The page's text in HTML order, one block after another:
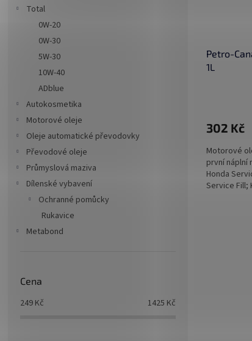
Total
0W-20
0W-30
5W-30
10W-40
ADblue
Autokosmetika
Motorové oleje
Oleje automatické převodovky
Převodové oleje
Průmyslová maziva
Dílenské vybavení
Ochranné pomůcky
Rukavice
Metabond
Cena
249 Kč 1425 Kč
Petro-
1L
302 Kč
Motorové
první náplní
Honda
Service Fill;